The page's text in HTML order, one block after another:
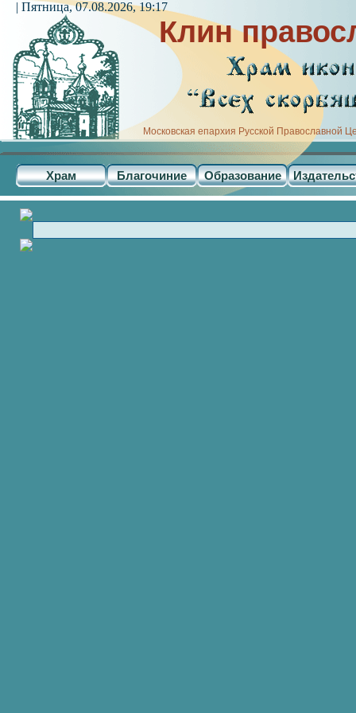
Клин
Московская епархия Русской Православной
Храм Благочиние Образование
| Пятница, 07.08.2026, 19:17